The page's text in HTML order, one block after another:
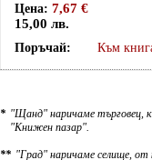
7,67 €
15,00 лв.
Към
* "Щанд" наричаме търговец,
"Книжен пазар".
** "Град" наричаме селище,